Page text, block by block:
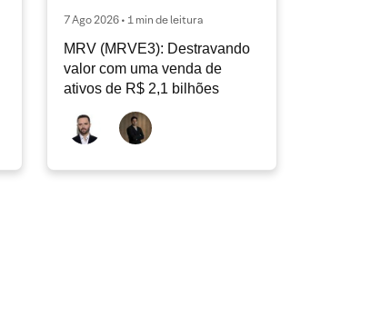
7 Ago 2026 • 1 min de leitura
MRV (MRVE3): Destravando
valor com uma venda de
ativos de R$ 2,1 bilhões